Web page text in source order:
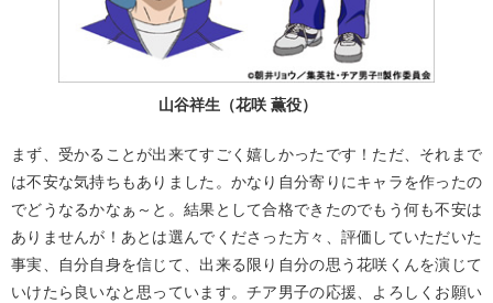
山谷祥生（花咲 薫役）
まず、受かることが出来てすごく嬉しかったです！ただ、それまで
は不安な気持ちもありました。かなり自分寄りにキャラを作ったの
でどうなるかなぁ～と。結果として合格できたのでもう何も不安は
ありませんが！あとは選んでくださった方々、評価していただいた
事実、自分自身を信じて、出来る限り自分の思う花咲くんを演じて
いけたら良いなと思っています。チア男子の応援、よろしくお願い